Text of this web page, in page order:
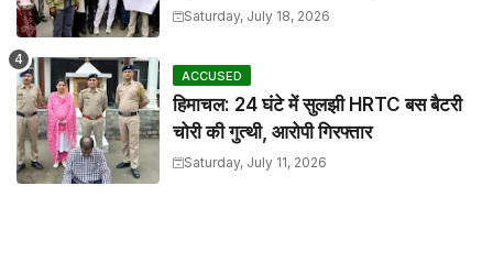
Saturday, July 18, 2026
ACCUSED
हिमाचल: 24 घंटे में सुलझी HRTC बस बैटरी
चोरी की गुत्थी, आरोपी गिरफ्तार
Saturday, July 11, 2026